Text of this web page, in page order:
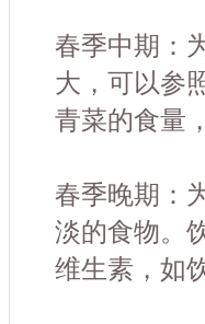
春季中期：
大，可以参
青菜的食量
春季晚期：
淡的食物。
维生素，如